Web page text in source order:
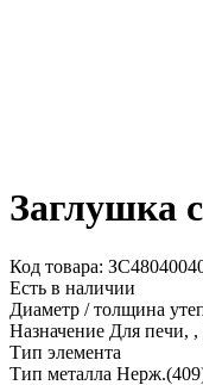
Заглушка
Код товара:
Есть в наличии
Диаметр / толщина
Назначение Для печи,
Тип элемента
Тип металла